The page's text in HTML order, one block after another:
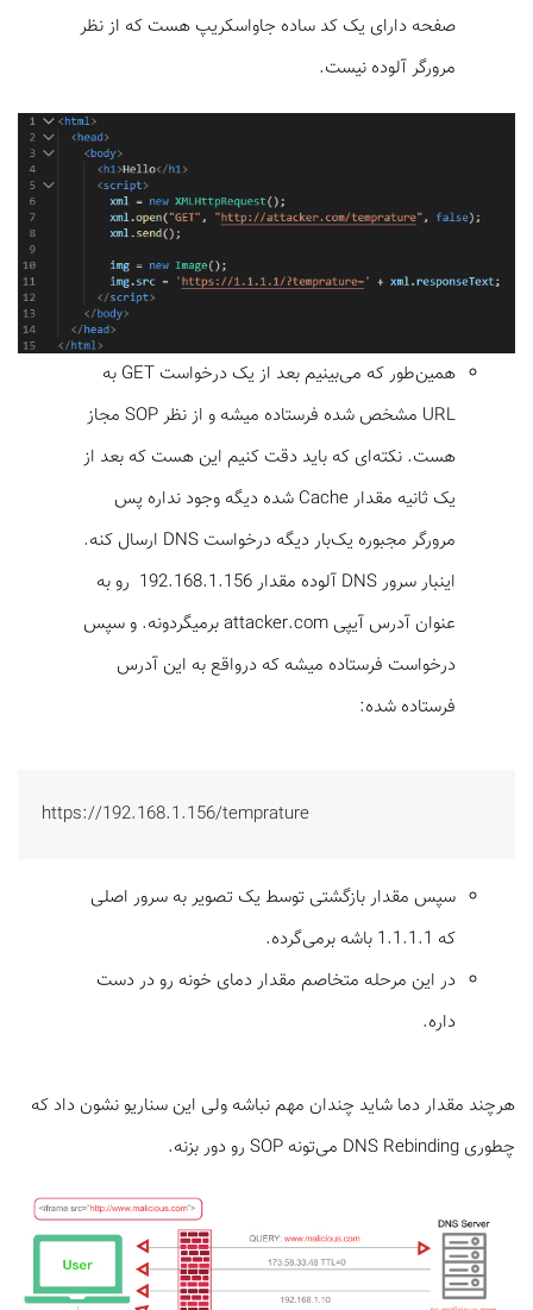
صفحه دارای یک کد ساده جاواسکریپ هست که از نظر
مرورگر آلوده نیست.
همین‌طور که می‌بینیم بعد از یک درخواست GET به
URL مشخص شده فرستاده میشه و از نظر SOP مجاز
هست. نکته‌ای که باید دقت کنیم این هست که بعد از
یک ثانیه مقدار Cache شده دیگه وجود نداره پس
مرورگر مجبوره یک‌بار دیگه درخواست DNS ارسال کنه.
این­بار سرور DNS آلوده مقدار 192.168.1.156 رو به
عنوان آدرس آی­پی attacker.com برمی­گردونه. و سپس
درخواست فرستاده میشه که درواقع به این آدرس
فرستاده شده:
https://192.168.1.156/temprature
سپس مقدار بازگشتی توسط یک تصویر به سرور اصلی
که 1.1.1.1 باشه برمی‌گرده.
در این مرحله متخاصم مقدار دمای خونه رو در دست
داره.
هرچند مقدار دما شاید چندان مهم نباشه ولی این سناریو نشون داد که
چطوری DNS Rebinding می‌تونه SOP رو دور بزنه.